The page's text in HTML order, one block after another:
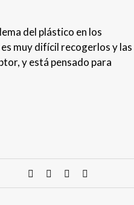
del plástico en los
muy difícil recogerlos y las
y está pensado para